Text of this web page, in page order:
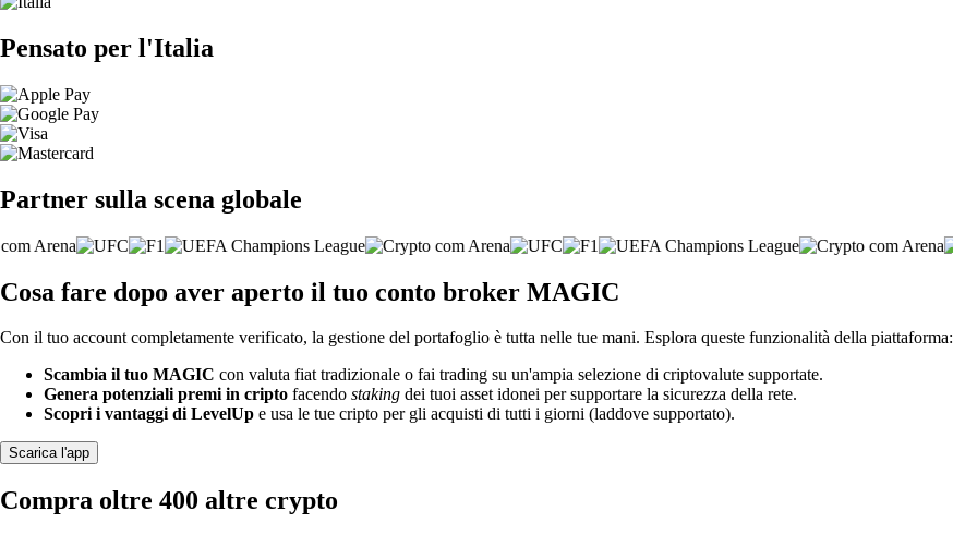
Pensato per l'Italia
Partner sulla scena globale
Cosa fare dopo aver aperto il tuo conto broker MAGIC
Con il tuo account completamente verificato, la gestione del portafoglio è tutta nelle tue mani. Esplora queste funzionalità della piattaforma:
Scambia il tuo MAGIC con valuta fiat tradizionale o fai trading su un'ampia selezione di criptovalute supportate.
Genera potenziali premi in cripto facendo staking dei tuoi asset idonei per supportare la sicurezza della rete.
Scopri i vantaggi di LevelUp e usa le tue cripto per gli acquisti di tutti i giorni (laddove supportato).
Scarica l'app
Compra oltre 400 altre crypto